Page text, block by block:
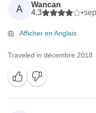
A
Wancan
4.3
•
Afficher en Anglais
Traveled in décembre 2018